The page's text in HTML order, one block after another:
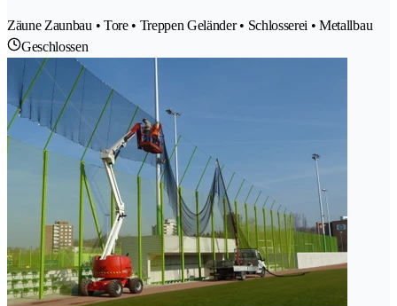
Zäune Zaunbau • Tore • Treppen Geländer • Schlosserei • Metallbau
Geschlossen